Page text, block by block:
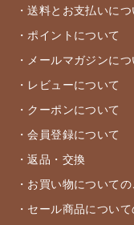
・送料とお支払いにつ
・ポイントについて
・メールマガジンにつ
・レビューについて
・クーポンについて
・会員登録について
・返品・交換
・お買い物について
・セール商品につい